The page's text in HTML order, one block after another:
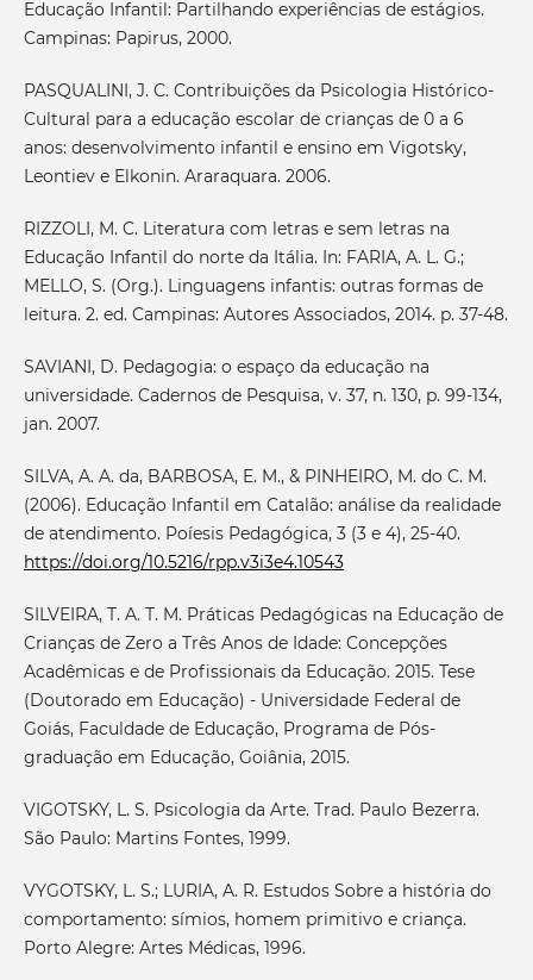
Educação Infantil: Partilhando experiências de estágios.
Campinas: Papirus, 2000.
PASQUALINI, J. C. Contribuições da Psicologia Histórico-
Cultural para a educação escolar de crianças de 0 a 6
anos: desenvolvimento infantil e ensino em Vigotsky,
Leontiev e Elkonin. Araraquara. 2006.
RIZZOLI, M. C. Literatura com letras e sem letras na
Educação Infantil do norte da Itália. In: FARIA, A. L. G.;
MELLO, S. (Org.). Linguagens infantis: outras formas de
leitura. 2. ed. Campinas: Autores Associados, 2014. p. 37-48.
SAVIANI, D. Pedagogia: o espaço da educação na
universidade. Cadernos de Pesquisa, v. 37, n. 130, p. 99-134,
jan. 2007.
SILVA, A. A. da, BARBOSA, E. M., & PINHEIRO, M. do C. M.
(2006). Educação Infantil em Catalão: análise da realidade
de atendimento. Poíesis Pedagógica, 3 (3 e 4), 25-40.
https://doi.org/10.5216/rpp.v3i3e4.10543
SILVEIRA, T. A. T. M. Práticas Pedagógicas na Educação de
Crianças de Zero a Três Anos de Idade: Concepções
Acadêmicas e de Profissionais da Educação. 2015. Tese
(Doutorado em Educação) - Universidade Federal de
Goiás, Faculdade de Educação, Programa de Pós-
graduação em Educação, Goiânia, 2015.
VIGOTSKY, L. S. Psicologia da Arte. Trad. Paulo Bezerra.
São Paulo: Martins Fontes, 1999.
VYGOTSKY, L. S.; LURIA, A. R. Estudos Sobre a história do
comportamento: símios, homem primitivo e criança.
Porto Alegre: Artes Médicas, 1996.